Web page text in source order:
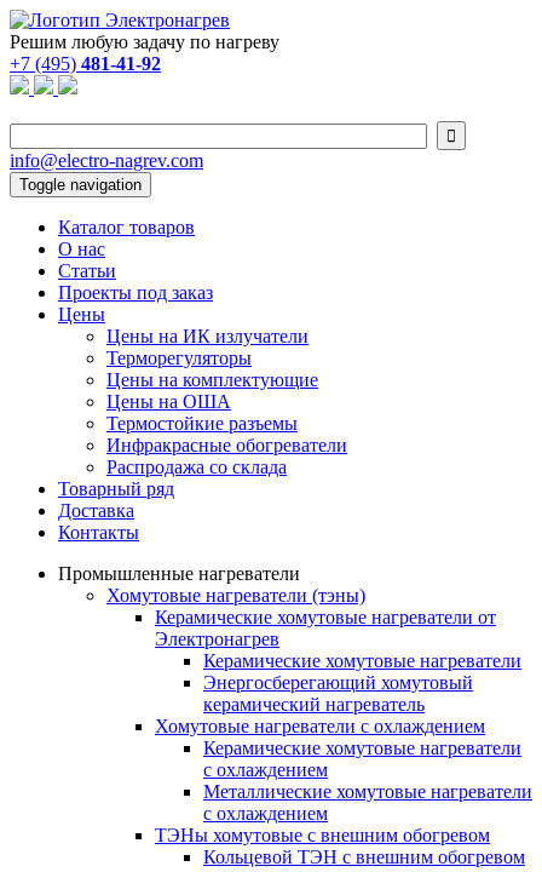
Решим любую задачу по нагреву
+7 (495) 481-41-92

info@electro-nagrev.com
Toggle navigation
Каталог товаров
О нас
Статьи
Проекты под заказ
Цены
Цены на ИК излучатели
Терморегуляторы
Цены на комплектующие
Цены на ОША
Термостойкие разъемы
Инфракрасные обогреватели
Распродажа со склада
Товарный ряд
Доставка
Контакты
Промышленные нагреватели
Хомутовые нагреватели (тэны)
Керамические хомутовые нагреватели от
Электронагрев
Керамические хомутовые нагреватели
Энергосберегающий хомутовый
керамический нагреватель
Хомутовые нагреватели с охлаждением
Керамические хомутовые нагреватели
с охлаждением
Металлические хомутовые нагреватели
с охлаждением
ТЭНы хомутовые с внешним обогревом
Кольцевой ТЭН с внешним обогревом